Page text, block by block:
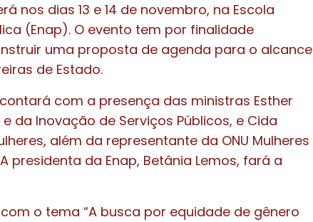
nos dias 13 e 14 de novembro, na Escola
(Enap). O evento tem por finalidade
uma proposta de agenda para o alcance
de Estado.
com a presença das ministras Esther
da Inovação de Serviços Públicos, e Cida
além da representante da ONU Mulheres
presidenta da Enap, Betânia Lemos, fará a
o tema “A busca por equidade de gênero